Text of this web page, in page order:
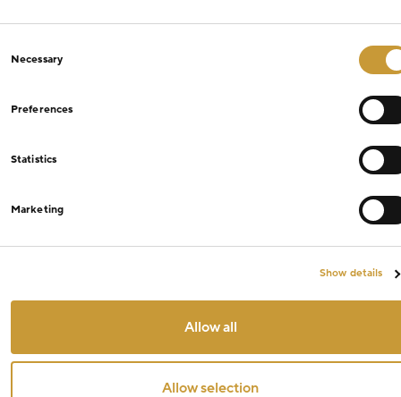
Selection
Necessary
Preferences
Statistics
Marketing
Show details
Allow all
Allow selection